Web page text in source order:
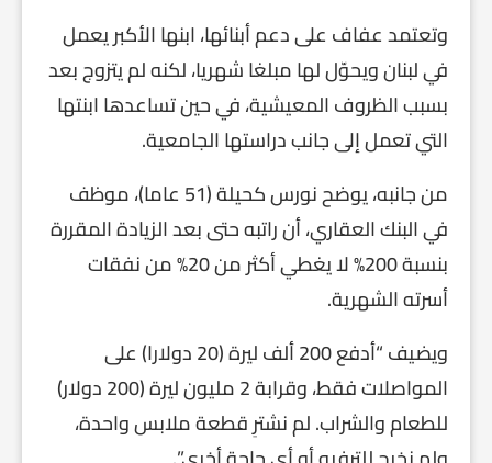
وتعتمد عفاف على دعم أبنائها، ابنها الأكبر يعمل
في لبنان ويحوّل لها مبلغا شهريا، لكنه لم يتزوج بعد
بسبب الظروف المعيشية، في حين تساعدها ابنتها
التي تعمل إلى جانب دراستها الجامعية.
من جانبه، يوضح نورس كحيلة (51 عاما)، موظف
في البنك العقاري، أن راتبه حتى بعد الزيادة المقررة
بنسبة 200% لا يغطي أكثر من 20% من نفقات
أسرته الشهرية.
ويضيف “أدفع 200 ألف ليرة (20 دولارا) على
المواصلات فقط، وقرابة 2 مليون ليرة (200 دولار)
للطعام والشراب. لم نشترِ قطعة ملابس واحدة،